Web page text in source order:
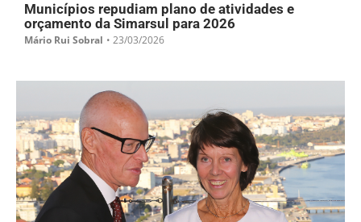
Municípios repudiam plano de atividades e
orçamento da Simarsul para 2026
Mário Rui Sobral • 23/03/2026